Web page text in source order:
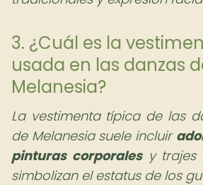
3. ¿Cuál es la
usada en las danzas
Melanesia?
La vestimenta típica de las
de Melanesia suele incluir
pinturas corporalesy trajes
simbolizan el estatus de los